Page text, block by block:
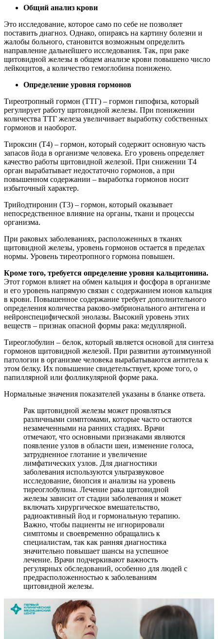
Общий анализ крови
Это исследование, которое само по себе не позволяет
поставить диагноз. Однако, опираясь на картину болезни и
жалобы больного, становится возможным определить
направление дальнейшего исследования. Так, при раке
щитовидной железы в общем анализе крови повышено число
лейкоцитов, а количество гемоглобина понижено.
Определение уровня гормонов
Тиреотропный гормон (ТТГ) – гормон гипофиза, который
регулирует работу щитовидной железы. При понижении
количества ТТГ железа увеличивает выработку собственных
гормонов и наоборот.
Тироксин (Т4) – гормон, который содержит основную часть
запасов йода в организме человека. Его уровень определяет
качество работы щитовидной железой. При снижении Т4
орган вырабатывает недостаточно гормонов, а при
повышенном содержании – выработка гормонов носит
избыточный характер.
Трийодтиронин (Т3) – гормон, который оказывает
непосредственное влияние на органы, ткани и процессы
организма.
При раковых заболеваниях, расположенных в тканях
щитовидной железы, уровень гормонов остается в пределах
нормы. Уровень тиреотропного гормона повышен.
Кроме того, требуется определение уровня кальцитонина.
Этот гормон влияет на обмен кальция и фосфора в организме
и его уровень напрямую связан с содержанием ионов кальция
в крови. Повышенное содержание требует дополнительного
определения количества раково-эмбрионального антигена и
нейронспецифической энолазы. Высокий уровень этих
веществ – признак опасной формы рака: медуллярной.
Тиреоглобулин – белок, который является основой для синтеза
гормонов щитовидной железой. При развитии аутоиммунной
патологии в организме человека вырабатываются антитела к
этом белку. Их повышение свидетельствует, кроме того, о
папиллярной или фолликулярной форме рака.
Нормальные значения показателей указаны в бланке ответа.
Рак щитовидной железы может проявляться
различными симптомами, которые часто остаются
незамеченными на ранних стадиях. Врачи
отмечают, что основными признаками являются
появление узлов в области шеи, изменение голоса,
затрудненное глотание и увеличение
лимфатических узлов. Для диагностики
заболевания используются ультразвуковое
исследование, биопсия и анализы на уровень
тиреоглобулина. Лечение рака щитовидной
железы зависит от стадии заболевания и может
включать хирургическое вмешательство,
радиоактивный йод и гормональную терапию.
Важно, чтобы пациенты не игнорировали
симптомы и своевременно обращались к
специалистам, так как ранняя диагностика
значительно повышает шансы на успешное
лечение. Врачи подчеркивают важность
регулярных обследований, особенно для людей с
предрасположенностью к заболеваниям
щитовидной железы.